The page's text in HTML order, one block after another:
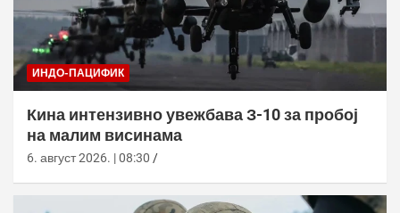
ИНДО-ПАЦИФИК
Кина интензивно увежбава З-10 за пробој
на малим висинама
6. август 2026. | 08:30